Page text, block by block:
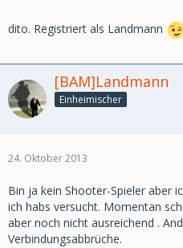
dito. Registriert als Landmann
[BAM]Landmann
Einheimischer
24. Oktober 2013
Bin ja kein Shooter-Spieler aber
ich habs versucht. Momentan
aber noch nicht ausreichend .
Verbindungsabbrüche.